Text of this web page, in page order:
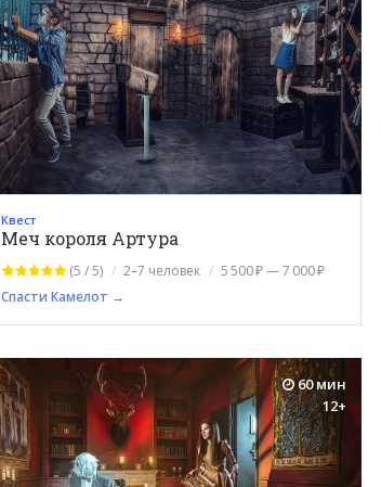
Квест
Меч короля Артура
(5 / 5) 2–7 человек
5 500 ₽ — 7 000 ₽
Спасти Камелот →
60 мин
12+